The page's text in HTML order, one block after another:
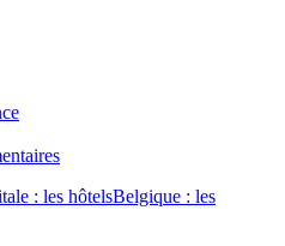
: les hôtelsBelgique : les